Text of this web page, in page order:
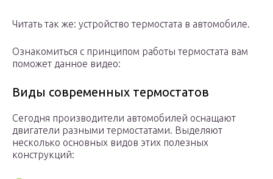
Читать так же: устройство термостата в автомобиле.
Ознакомиться с принципом работы термостата вам
поможет данное видео:
Виды современных термостатов
Сегодня производители автомобилей оснащают
двигатели разными термостатами. Выделяют
несколько основных видов этих полезных
конструкций: